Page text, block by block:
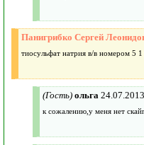
Панигрибко Сергей
тиосульфат натрия в/в номером 5
(Гость) ольга
к сожалению,у меня нет